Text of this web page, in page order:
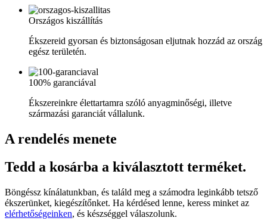
Országos kiszállítás
Ékszereid gyorsan és biztonságosan eljutnak hozzád az ország
egész területén.
100% garanciával
Ékszereinkre élettartamra szóló anyagminőségi, illetve
származási garanciát vállalunk.
A rendelés menete
Tedd a kosárba a kiválasztott terméket.
Böngéssz kínálatunkban, és találd meg a számodra leginkább tetsző
ékszerünket, kiegészítőnket. Ha kérdésed lenne, keress minket az
elérhetőségeinken, és készséggel válaszolunk.